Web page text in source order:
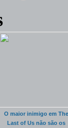
O maior inimigo em The
Last of Us não são os